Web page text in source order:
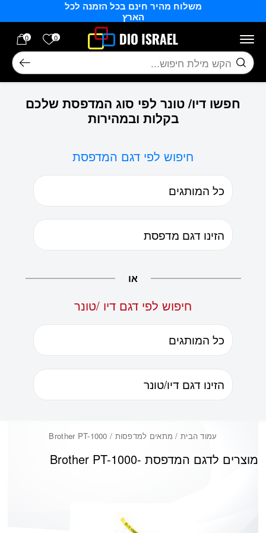
משלוח מהיר חינם בכל הזמנה לכל
הארץ
0 הרשימה
0
חיפוש
חפשו דיו/ טונר לפי סוג המדפסת שלכם
בקלות ובמהירות
חיפוש לפי דגם המדפסת
או
חיפוש לפי דגם דיו /טונר
עמוד הבית / מתאים למדפסות / Brother PT-1000
Brother PT-1000מוצרים לדגם המדפסת -